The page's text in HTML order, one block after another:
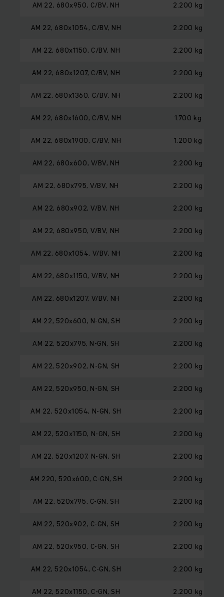
AM 22, 680x950, C/BV, NH 2.200 kg
AM 22, 680x1054, C/BV, NH 2.200 kg
AM 22, 680x1150, C/BV, NH 2.200 kg
AM 22, 680x1207, C/BV, NH 2.200 kg
AM 22, 680x1360, C/BV, NH 2.200 kg
AM 22, 680x1600, C/BV, NH 1.700 kg
AM 22, 680x1900, C/BV, NH 1.200 kg
AM 22, 680x600, V/BV, NH 2.200 kg
AM 22, 680x795, V/BV, NH 2.200 kg
AM 22, 680x902, V/BV, NH 2.200 kg
AM 22, 680x950, V/BV, NH 2.200 kg
AM 22, 680x1054, V/BV, NH 2.200 kg
AM 22, 680x1150, V/BV, NH 2.200 kg
AM 22, 680x1207, V/BV, NH 2.200 kg
AM 22, 520x600, N-GN, SH 2.200 kg
AM 22, 520x795, N-GN, SH 2.200 kg
AM 22, 520x902, N-GN, SH 2.200 kg
AM 22, 520x950, N-GN, SH 2.200 kg
AM 22, 520x1054, N-GN, SH 2.200 kg
AM 22, 520x1150, N-GN, SH 2.200 kg
AM 22, 520x1207, N-GN, SH 2.200 kg
AM 220, 520x600, C-GN, SH 2.200 kg
AM 22, 520x795, C-GN, SH 2.200 kg
AM 22, 520x902, C-GN, SH 2.200 kg
AM 22, 520x950, C-GN, SH 2.200 kg
AM 22, 520x1054, C-GN, SH 2.200 kg
AM 22, 520x1150, C-GN, SH 2.200 kg